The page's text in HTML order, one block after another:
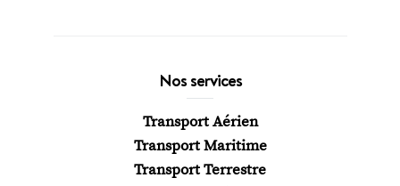
Nos services
Transport Aérien
Transport Maritime
Transport Terrestre